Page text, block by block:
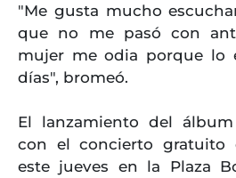
"Me gusta mucho
que no me pasó con
mujer me odia porque lo
días", bromeó.
El lanzamiento del
con el concierto gratuito
este jueves en la Plaza